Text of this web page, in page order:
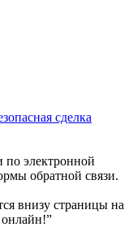
сделка
по электронной
обратной связи.
внизу страницы на